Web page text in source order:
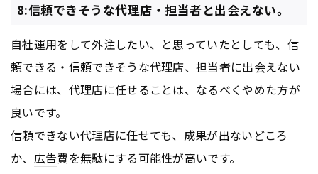
8:信頼できそうな代理店・担当者と出会えない。
自社運用をして外注したい、と思っていたとしても、信
頼できる・信頼できそうな代理店、担当者に出会えない
場合には、代理店に任せることは、なるべくやめた方が
良いです。
信頼できない代理店に任せても、成果が出ないどころ
か、 広告費を無駄にする可能性が高いです。